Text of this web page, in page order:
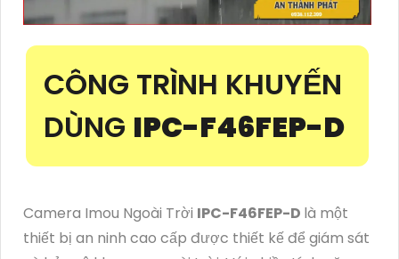
CÔNG TRÌNH KHUYẾN
DÙNG IPC-F46FEP-D
Camera Imou Ngoài Trời IPC-F46FEP-D là một
thiết bị an ninh cao cấp được thiết kế để giám sát